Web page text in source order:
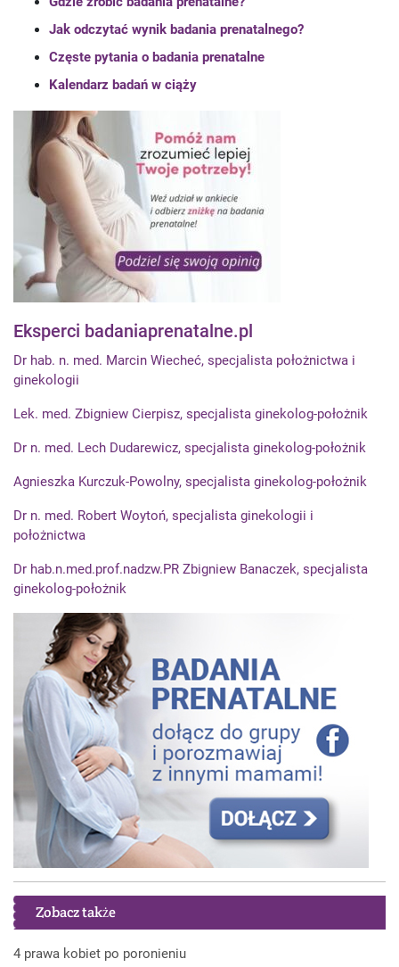
Jak odczytać wynik badania prenatalnego?
Częste pytania o badania prenatalne
Kalendarz badań w ciąży
Eksperci badaniaprenatalne.pl
Dr hab. n. med. Marcin Wiecheć, specjalista położnictwa i
ginekologii
Lek. med. Zbigniew Cierpisz, specjalista ginekolog-położnik
Dr n. med. Lech Dudarewicz, specjalista ginekolog-położnik
Agnieszka Kurczuk-Powolny, specjalista ginekolog-położnik
Dr n. med. Robert Woytoń, specjalista ginekologii i
położnictwa
Dr hab.n.med.prof.nadzw.PR Zbigniew Banaczek, specjalista
ginekolog-położnik
Zobacz także
4 prawa kobiet po poronieniu